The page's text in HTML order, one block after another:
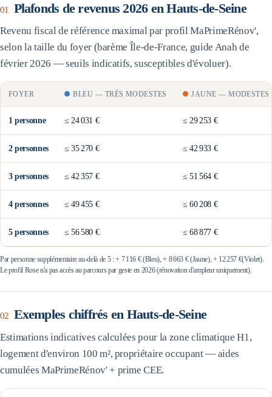
01 Plafonds de revenus 2026 en Hauts-de-Seine
Revenu fiscal de référence maximal par profil MaPrimeRénov',
selon la taille du foyer (barème Île-de-France, guide Anah de
février 2026 — seuils indicatifs, susceptibles d'évoluer).
FOYER BLEU — TRÈS MODESTES JAUNE —MODESTES
1 personne ≤ 24 031 € ≤ 29 253 €
2personnes ≤35 270 € ≤42 933 €
3personnes ≤42 357 € ≤51 564 €
4personnes ≤49 455 € ≤60 208 €
5personnes ≤56 580 € ≤68 877 €
Par personne supplémentaire au-delà de 5 : + 7 116 €(Bleu), + 8 663 €(Jaune), + 12 257 €(Violet).
Le profil Rose n'a pas accès au parcours par geste en 2026 (rénovation d'ampleur uniquement).
02 Exemples chiffrés en Hauts-de-Seine
Estimations indicatives calculées pour la zone climatique H1 ,
logement d'environ 100 m², propriétaire occupant — aides
cumulées MaPrimeRénov' + prime CEE.